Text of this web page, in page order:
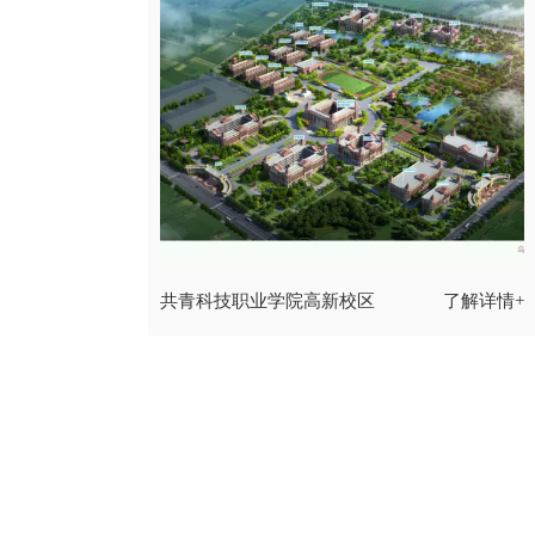
共青科技职业学院高新校区 了解详情+